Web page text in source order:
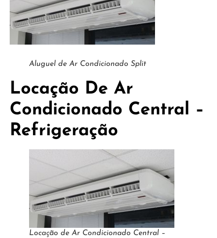
Aluguel de Ar Condicionado Split
Locação De Ar
Condicionado Central –
Refrigeração
Locação de Ar Condicionado Central –